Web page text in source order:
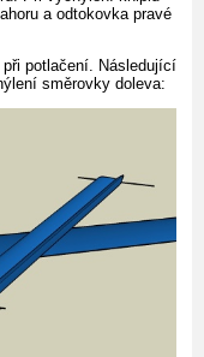
a odtokovka pravé
potlačení. Následující
směrovky doleva: